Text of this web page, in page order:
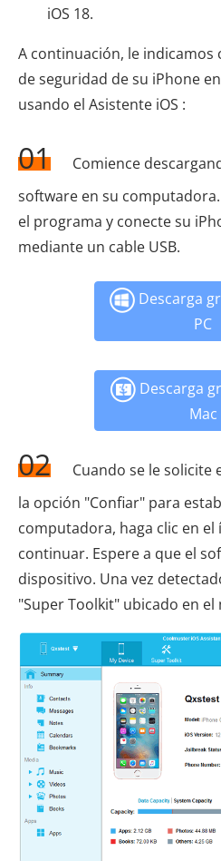
iOS 18.
A continuación, le indicamos
de seguridad de su iPhone
usando el Asistente iOS :
01
Comience
software en su
el programa y conecte su
mediante un cable USB.
Descarga
PC
Descarga
Mac
02
Cuando se le solicite
la opción "Confiar" para
computadora, haga clic en
continuar. Espere a que el
dispositivo. Una vez
"Super Toolkit" ubicado en